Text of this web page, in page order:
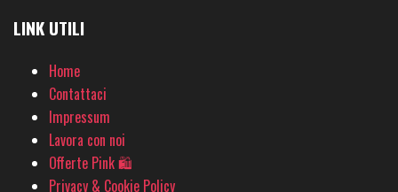
LINK UTILI
Home
Contattaci
Impressum
Lavora con noi
Offerte Pink 🛍
Privacy & Cookie Policy